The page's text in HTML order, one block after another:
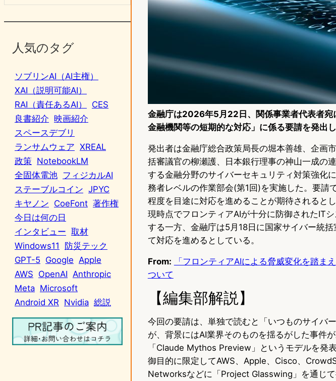
人気のタグ
ソブリンAI（AI主権）
XAI（説明可能AI）
RAI（責任あるAI）
CES
良書紹介 映画紹介
スペースデブリ
ランサムウェア XREAL
政策 NotebookLM
全固体電池 フィジカルAI
ステーブルコイン JPYC
キヤノン CoeFont 著作権
今日は何の日
インタビュー 取材
Windows11
防災テック
GPT-5 Google Apple
AWS OpenAI Anthropic
Meta Microsoft
Android XR Nvidia 総説
金融庁は2026年5月22日、関係事業者代表者
金融機関等の短期的な対応」に係る要請を発出し
発出者は金融庁総合政策局長の堀本善雄、企画
括審議官の柳瀬護、日本銀行理事の神山一成の
する金融分野のサイバーセキュリティ対策強化
務者レベルの作業部会(第1回)を実施した。要請
程度を目途に対応を進めることが期待されると
現時点でフロンティアAIが十分に防御されたIT
する一方、金融庁は5月18日に国家サイバー統
て対応を進めるとしている。
From:
「フロンティアAIによる脅威変化を踏ま
ついて
【編集部解説】
今回の要請は、単独で読むと「いつものサイバ
が、背景にはAI業界そのものを揺るがした事件
「Claude Mythos Preview」というモデルを発
御目的に限定してAWS、Apple、Cisco、
Networksなどに「Project Glasswing」を通じて